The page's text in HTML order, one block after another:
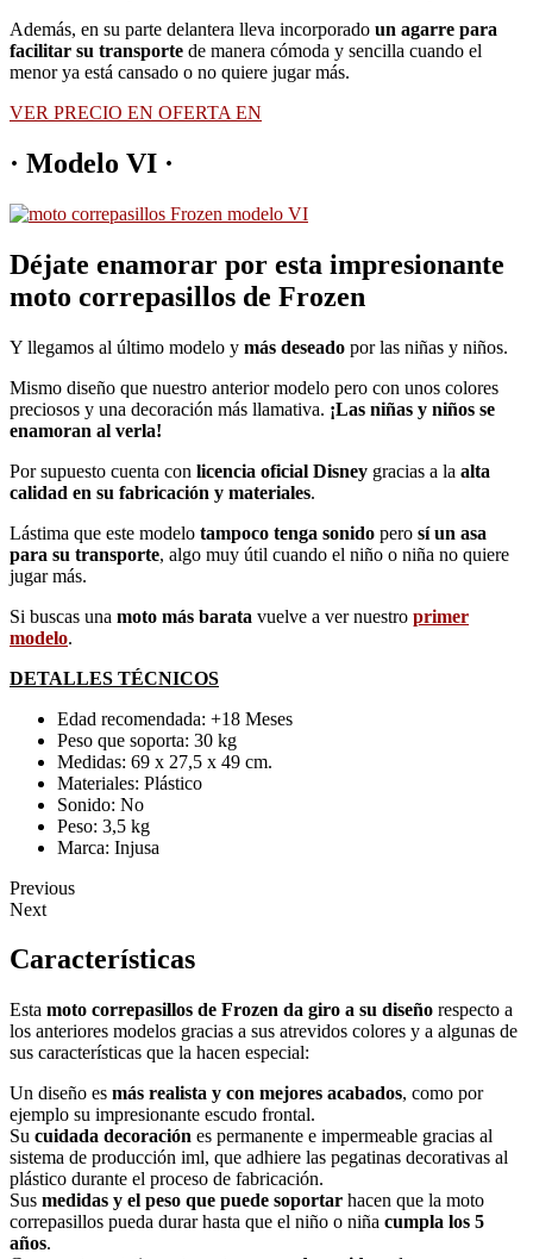
Además, en su parte delantera lleva incorporado un agarre para
facilitar su transporte de manera cómoda y sencilla cuando el
menor ya está cansado o no quiere jugar más.
VER PRECIO EN OFERTA EN
· Modelo VI ·
Déjate enamorar por esta impresionante
moto correpasillos de Frozen
Y llegamos al último modelo y más deseado por las niñas y niños.
Mismo diseño que nuestro anterior modelo pero con unos colores
preciosos y una decoración más llamativa. ¡Las niñas y niños se
enamoran al verla!
Por supuesto cuenta con licencia oficial Disney gracias a la alta
calidad en su fabricación y materiales.
Lástima que este modelo tampoco tenga sonido pero sí un asa
para su transporte, algo muy útil cuando el niño o niña no quiere
jugar más.
Si buscas una moto más barata vuelve a ver nuestro primer
modelo.
DETALLES TÉCNICOS
Edad recomendada: +18 Meses
Peso que soporta: 30 kg
Medidas: 69 x 27,5 x 49 cm.
Materiales: Plástico
Sonido: No
Peso: 3,5 kg
Marca: Injusa
Previous
Next
Características
Esta moto correpasillos de Frozen da giro a su diseño respecto a
los anteriores modelos gracias a sus atrevidos colores y a algunas de
sus características que la hacen especial:
Un diseño es más realista y con mejores acabados, como por
ejemplo su impresionante escudo frontal.
Su cuidada decoración es permanente e impermeable gracias al
sistema de producción iml, que adhiere las pegatinas decorativas al
plástico durante el proceso de fabricación.
Sus medidas y el peso que puede soportar hacen que la moto
correpasillos pueda durar hasta que el niño o niña cumpla los 5
años.